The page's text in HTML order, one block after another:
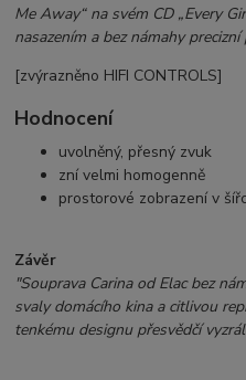
Me Away“ na svém CD „Every
nasazením a bez námahy
[zvýrazněno HIFI CONTROLS]
Hodnocení
uvolněný, přesný zvuk
zní velmi homogenně
prostorové zobrazení v
Závěr
"Souprava Carina od Elac bez
svaly domácího kina a citlivou
tenkému designu přesvědčí